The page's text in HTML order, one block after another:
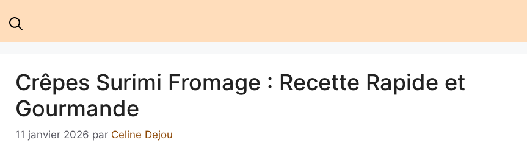
Crêpes Surimi Fromage : Recette Rapide et
Gourmande
11 janvier 2026 par Celine Dejou